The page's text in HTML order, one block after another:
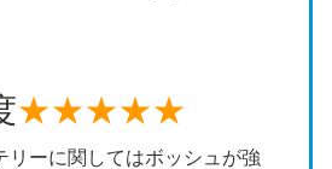
★★★★★
リーに関してはボッシュが強